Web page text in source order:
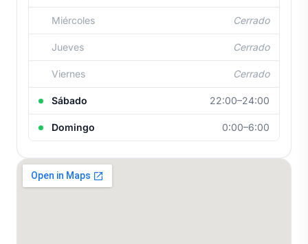
Miércoles Cerrado
Jueves Cerrado
Viernes Cerrado
Sábado 22:00–24:00
Domingo 0:00–6:00